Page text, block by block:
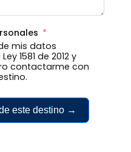
mis datos
1581 de 2012 y
contactarme con
este destino →